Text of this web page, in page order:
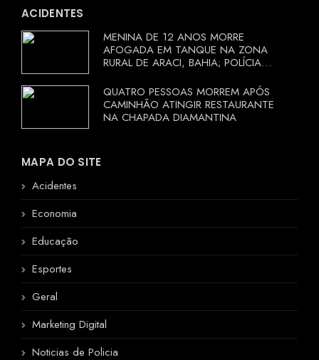
ACIDENTES
MENINA DE 12 ANOS MORRE
AFOGADA EM TANQUE NA ZONA
RURAL DE ARACI, BAHIA; POLÍCIA
QUATRO PESSOAS MORREM APÓS
CAMINHÃO ATINGIR RESTAURANTE
NA CHAPADA DIAMANTINA
MAPA DO SITE
Acidentes
Economia
Educação
Esportes
Geral
Marketing Digital
Noticias de Policia